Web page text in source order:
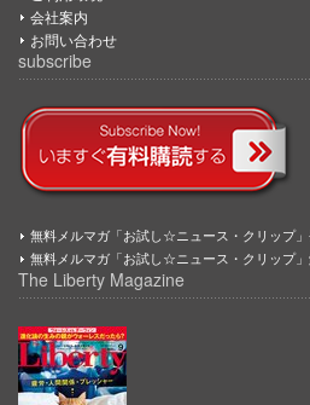
会社案内
お問い合わせ
subscribe
無料メルマガ「お試し☆ニュース・クリップ
無料メルマガ「お試し☆ニュース・クリップ
The Liberty Magazine